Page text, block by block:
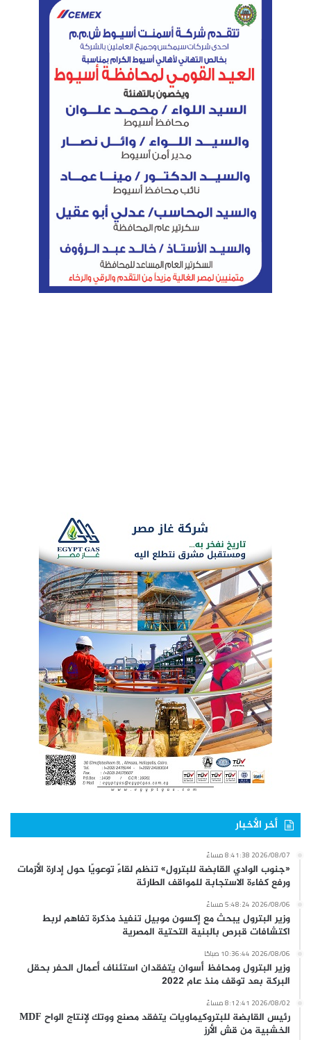
أخر الأخبار
2026/08/07 8:41:38 مساءً
«جنوب الوادي القابضة للبترول» تنظم لقاءً توعويًا حول إدارة الأزمات
ورفع كفاءة الاستجابة للمواقف الطارئة
2026/08/06 5:48:24 مساءً
وزير البترول يبحث مع إكسون موبيل تنفيذ مذكرة تفاهم لربط
اكتشافات قبرص بالبنية التحتية المصرية
2026/08/06 10:36:44 صباحًا
وزير البترول ومحافظ أسوان يتفقدان استئناف أعمال الحفر بحقل
البركة بعد توقف منذ عام 2022
2026/08/02 8:12:41 مساءً
رئيس القابضة للبتروكيماويات يتفقد مصنع ووتك لإنتاج الواح MDF
الخشبية من قش الأرز